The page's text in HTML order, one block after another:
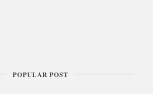
POPULAR POST